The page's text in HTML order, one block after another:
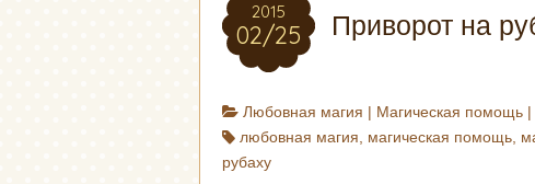
2015
02/25 Приворот на
Любовная магия | Магическая помощь |
любовная магия, магическая помощь,
рубаху